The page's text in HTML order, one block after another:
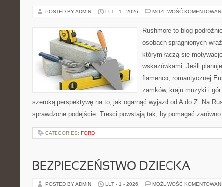
POSTED BY ADMIN LUT - 1 - 2026 MOŻLIWOŚĆ
Rushmore to blog
osobach spragnionych
którym łączą się
wskazówkami. Jeśli
flamenco, romantycznej
zamków, kraju muzyki i
szeroką perspektywę na to, jak ogarnąć wyjazd od A do Z. Na
sprawdzone podejście. Treści powstają tak, by pomagać
CATEGORIES: FORD
BEZPIECZEŃSTWO DZIECKA
POSTED BY ADMIN LUT - 1 - 2026 MOŻLIWOŚĆ